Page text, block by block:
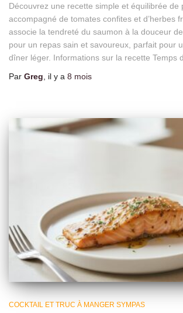
Découvrez une recette simple et équilibrée de
accompagné de tomates confites et d’herbes
associe la tendreté du saumon à la douceur
pour un repas sain et savoureux, parfait pour
dîner léger. Informations sur la recette Temps
Par Greg , il y a 8 mois
COCKTAIL ET TRUC À MANGER SYMPAS